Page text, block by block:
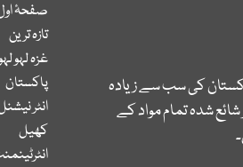
کی سب سے زیادہ
شدہ تمام مواد کے
صفحۂ
تازہ ترین
غزہ لہو
پاکستان
انٹر
کھیل